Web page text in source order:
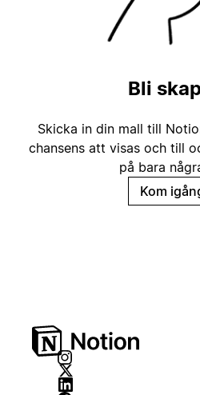
Bli
Skicka in din mall till
chansens att visas och till
på bara
Kom